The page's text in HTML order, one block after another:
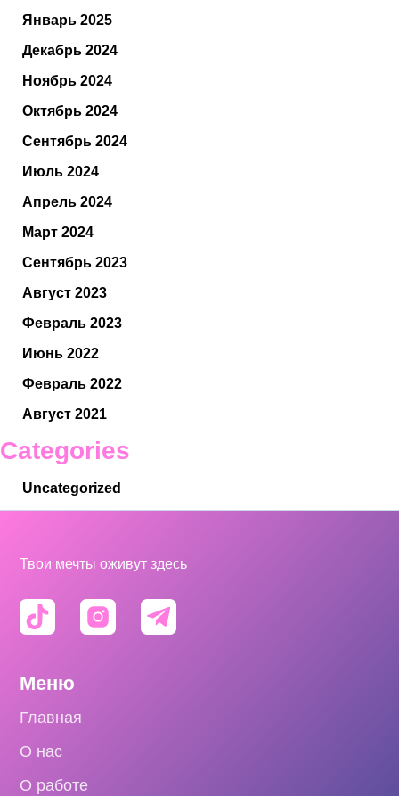
Январь 2025
Декабрь 2024
Ноябрь 2024
Октябрь 2024
Сентябрь 2024
Июль 2024
Апрель 2024
Март 2024
Сентябрь 2023
Август 2023
Февраль 2023
Июнь 2022
Февраль 2022
Август 2021
Categories
Uncategorized
Твои мечты оживут здесь
Меню
Главная
О нас
О работе